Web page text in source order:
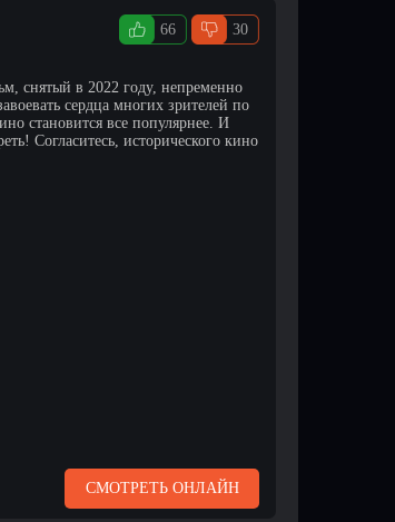
66 30
снятый в 2022 году, непременно
сердца многих зрителей по
становится все популярнее. И
Согласитесь, исторического кино
СМОТРЕТЬ ОНЛАЙН